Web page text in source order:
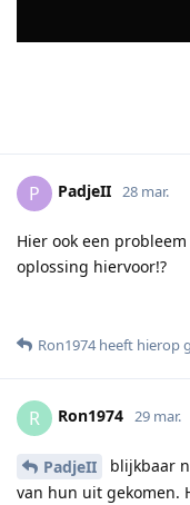
P PadjeII 28 mar.
Hier ook een
oplossing hiervoor!?
Ron1974heeft hierop
R Ron1974 29 mar.
PadjeII
blijkbaar
van hun uit gekomen.